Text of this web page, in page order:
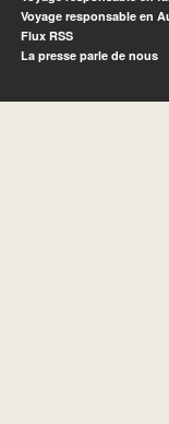
Voyage responsable en
Flux RSS
La presse parle de nous